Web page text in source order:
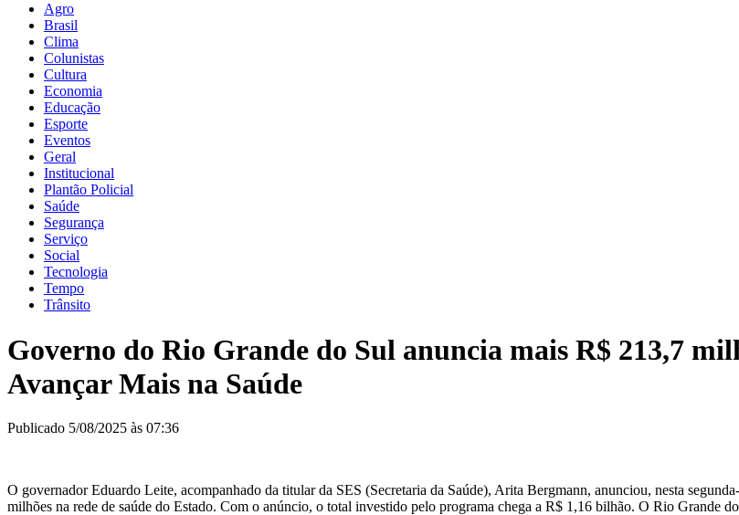
Agro
Brasil
Clima
Colunistas
Cultura
Economia
Educação
Esporte
Eventos
Geral
Institucional
Plantão Policial
Saúde
Segurança
Serviço
Social
Tecnologia
Tempo
Trânsito
Governo do Rio Grande do Sul anuncia mais R$ 213,7
Avançar Mais na Saúde
Publicado 5/08/2025 às 07:36
O governador Eduardo Leite, acompanhado da titular da SES (Secretaria da Saúde), Arita Bergmann, anunciou, nesta
milhões na rede de saúde do Estado. Com o anúncio, o total investido pelo programa chega a R$ 1,16 bilhão. O Rio Grande